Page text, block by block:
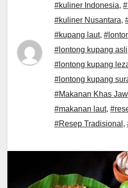
#kuliner Indonesia,
#kuliner Nusantara,
#kupang laut,
#lontong kupang asli
#lontong kupang
#lontong kupang
#Makanan Khas
#makanan laut,
#Resep Tradisional ,